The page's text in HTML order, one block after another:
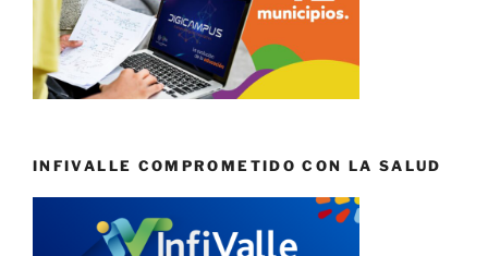
INFIVALLE COMPROMETIDO CON LA SALUD